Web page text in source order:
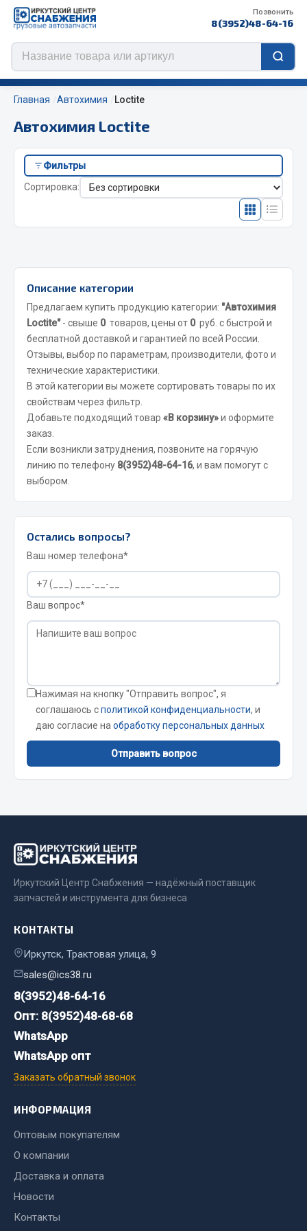
Позвонить
8(3952)48-64-16
Цепи противоскольжения
ЦЕПИ РОССИЯ
Весь раздел
Отопители салона, подогреватели
Автономные воздушные отопители
Жидкостные подогреватели
Отопители салона
Подогреватели тосола
Весь раздел
Автотовары
Автокаталоги
Аксессуары автомобильные
Брызговики
Вентиляторы кабины
Вымпела
Весь раздел
Смазочные материалы
Охладжающие жидкости
Болты
Пресс-масленки
Пробки
Пружины
Хомуты
Весь раздел
Соединительные элементы
Camozzi
Главная Автохимия Loctite
Автохимия Loctite
Фильтры
Сортировка:
Описание категории
Предлагаем купить продукцию категории: "Автохимия
Loctite"- свыше 0 товаров, цены от 0 руб. с быстрой и
бесплатной доставкой и гарантией по всей России.
Отзывы, выбор по параметрам, производители, фото и
технические характеристики.
В этой категории вы можете сортировать товары по их
свойствам через фильтр.
Добавьте подходящий товар «В корзину»и оформите
заказ.
Если возникли затруднения, позвоните на горячую
линию по телефону 8(3952)48-64-16, и вам помогут с
выбором.
Остались вопросы?
Ваш номер телефона*
Ваш вопрос*
Нажимая на кнопку "Отправить вопрос", я
соглашаюсь сполитикой конфиденциальности, и
даю согласие на обработку персональных данных
Отправить вопрос
Иркутский Центр Снабжения — надёжный поставщик
запчастей и инструмента для бизнеса
КОНТАКТЫ
Иркутск, Трактовая улица, 9
sales@ics38.ru
8(3952)48-64-16
Опт: 8(3952)48-68-68
WhatsApp
WhatsApp опт
Заказать обратный звонок
ИНФОРМАЦИЯ
Оптовым покупателям
О компании
Доставка и оплата
Новости
Контакты